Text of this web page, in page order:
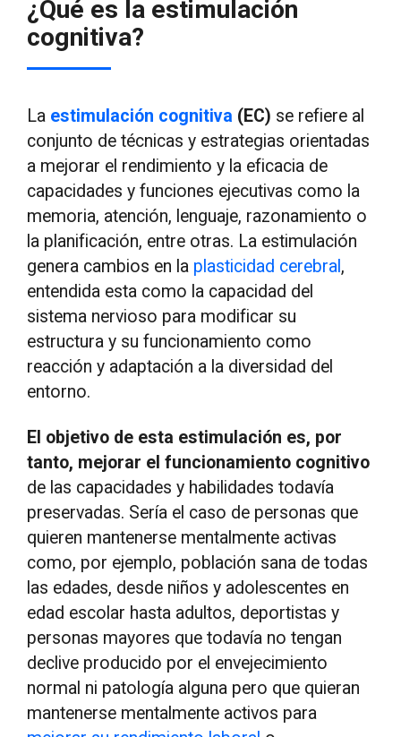
¿Qué es la estimulación
cognitiva?
La estimulación cognitiva (EC) se refiere al
conjunto de técnicas y estrategias orientadas
a mejorar el rendimiento y la eficacia de
capacidades y funciones ejecutivas como la
memoria, atención, lenguaje, razonamiento o
la planificación, entre otras. La estimulación
genera cambios en la plasticidad cerebral ,
entendida esta como la capacidad del
sistema nervioso para modificar su
estructura y su funcionamiento como
reacción y adaptación a la diversidad del
entorno.
El objetivo de esta estimulación es, por
tanto, mejorar el funcionamiento cognitivo
de las capacidades y habilidades todavía
preservadas. Sería el caso de personas que
quieren mantenerse mentalmente activas
como, por ejemplo, población sana de todas
las edades, desde niños y adolescentes en
edad escolar hasta adultos, deportistas y
personas mayores que todavía no tengan
declive producido por el envejecimiento
normal ni patología alguna pero que quieran
mantenerse mentalmente activos para